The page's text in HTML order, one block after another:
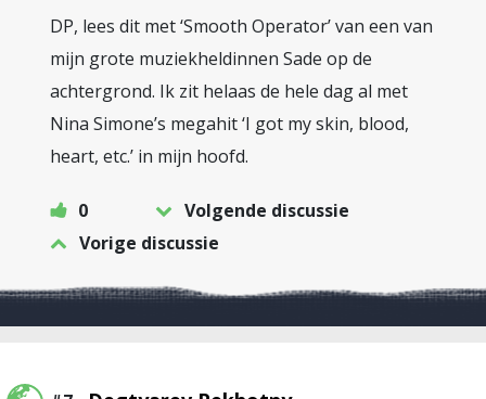
DP, lees dit met ‘Smooth Operator’ van een van
mijn grote muziekheldinnen Sade op de
achtergrond. Ik zit helaas de hele dag al met
Nina Simone’s megahit ‘I got my skin, blood,
heart, etc.’ in mijn hoofd.
0
Volgende discussie
Vorige discussie